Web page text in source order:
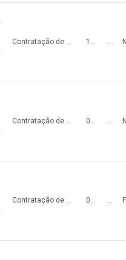
Contratação de empresa para construção da pista de cooper na zona urbana do Município de Santo Antônio dos Milagres – PI, conforme especificações técnicas dos projetos, memoriais descritivos, planilhas orçamentárias, cronogramas físico-financeiros. 10/03/2026 1.212.039,90
Contratação de empresa para fornecimento de peixe para atender as necessidades do Município de Santo Antônio dos Milagres – PI no período da Semana Santa. 09/03/2026 64.400,00
Contratação de empresa para fornecimento de utensílios domésticos para cozinha para atender as necessidades da Prefeitura Municipal de Santo Antônio dos Milagres – PI. 04/03/2026 52.000,00